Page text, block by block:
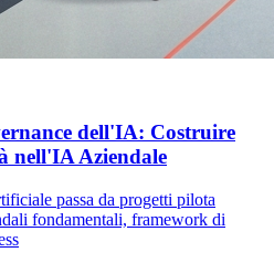
dell'IA: Costruire
nell'IA Aziendale
passa da progetti pilota
fondamentali, framework di